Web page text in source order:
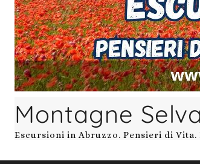
Montagne
Escursioni in Abruzzo. Pensieri di Vita.